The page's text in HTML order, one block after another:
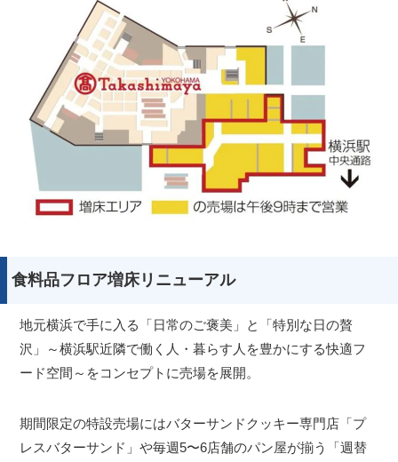
食料品フロア増床リニューアル
地元横浜で手に入る「日常のご褒美」と「特別な日の贅
沢」～横浜駅近隣で働く人・暮らす人を豊かにする快適フ
ード空間～をコンセプトに売場を展開。
期間限定の特設売場にはバターサンドクッキー専門店「プ
レスバターサンド」や毎週5〜6店舗のパン屋が揃う「週替